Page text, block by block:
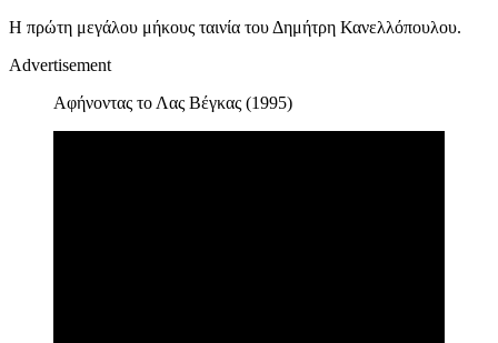
Η πρώτη μεγάλου μήκους ταινία του Δημήτρη Κανελλόπουλου.
Advertisement
Αφήνοντας το Λας Βέγκας (1995)